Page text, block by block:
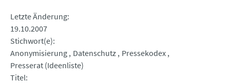
Letzte Änderung
19.10.2007
Stichwort(e)
Anonymisierung Datenschutz Pressekodex
Presserat (Ideenliste)
Titel